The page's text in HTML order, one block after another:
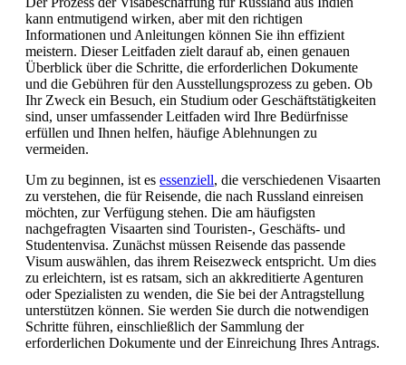
kann entmutigend wirken, aber mit den richtigen
Informationen und Anleitungen können Sie ihn effizient
meistern. Dieser Leitfaden zielt darauf ab, einen genauen
Überblick über die Schritte, die erforderlichen Dokumente
und die Gebühren für den Ausstellungsprozess zu geben. Ob
Ihr Zweck ein Besuch, ein Studium oder Geschäftstätigkeiten
sind, unser umfassender Leitfaden wird Ihre Bedürfnisse
erfüllen und Ihnen helfen, häufige Ablehnungen zu
vermeiden.
Um zu beginnen, ist es essenziell, die verschiedenen Visaarten
zu verstehen, die für Reisende, die nach Russland einreisen
möchten, zur Verfügung stehen. Die am häufigsten
nachgefragten Visaarten sind Touristen-, Geschäfts- und
Studentenvisa. Zunächst müssen Reisende das passende
Visum auswählen, das ihrem Reisezweck entspricht. Um dies
zu erleichtern, ist es ratsam, sich an akkreditierte Agenturen
oder Spezialisten zu wenden, die Sie bei der Antragstellung
unterstützen können. Sie werden Sie durch die notwendigen
Schritte führen, einschließlich der Sammlung der
erforderlichen Dokumente und der Einreichung Ihres Antrags.